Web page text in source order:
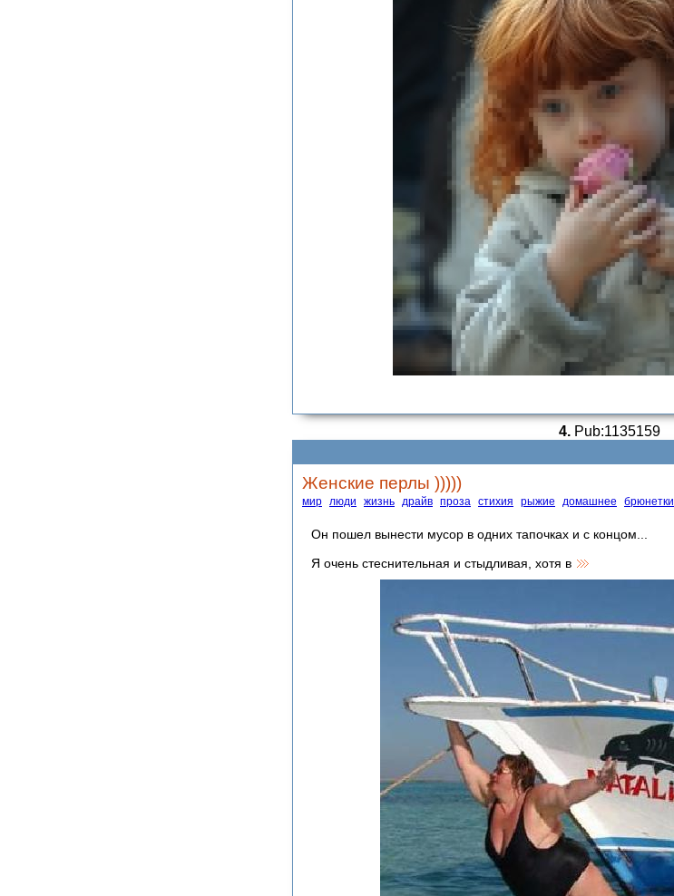
4. Pub:1135159
Женские перлы )))))
мир люди жизнь драйв проза стихия рыжие домашнее брюнетки
Он пошел вынести мусор в одних тапочках и с концом...
Я очень стеснительная и стыдливая, хотя в